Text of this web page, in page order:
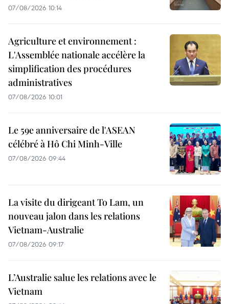
07/08/2026 10:14
Agriculture et environnement :
L'Assemblée nationale accélère la
simplification des procédures
administratives
07/08/2026 10:01
Le 59e anniversaire de l'ASEAN
célébré à Hô Chi Minh-Ville
07/08/2026 09:44
La visite du dirigeant To Lam, un
nouveau jalon dans les relations
Vietnam-Australie
07/08/2026 09:17
L’Australie salue les relations avec le
Vietnam